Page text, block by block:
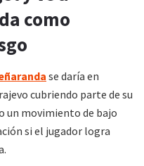
como
se daría en
cubriendo parte de su
un movimiento de bajo
si el jugador logra